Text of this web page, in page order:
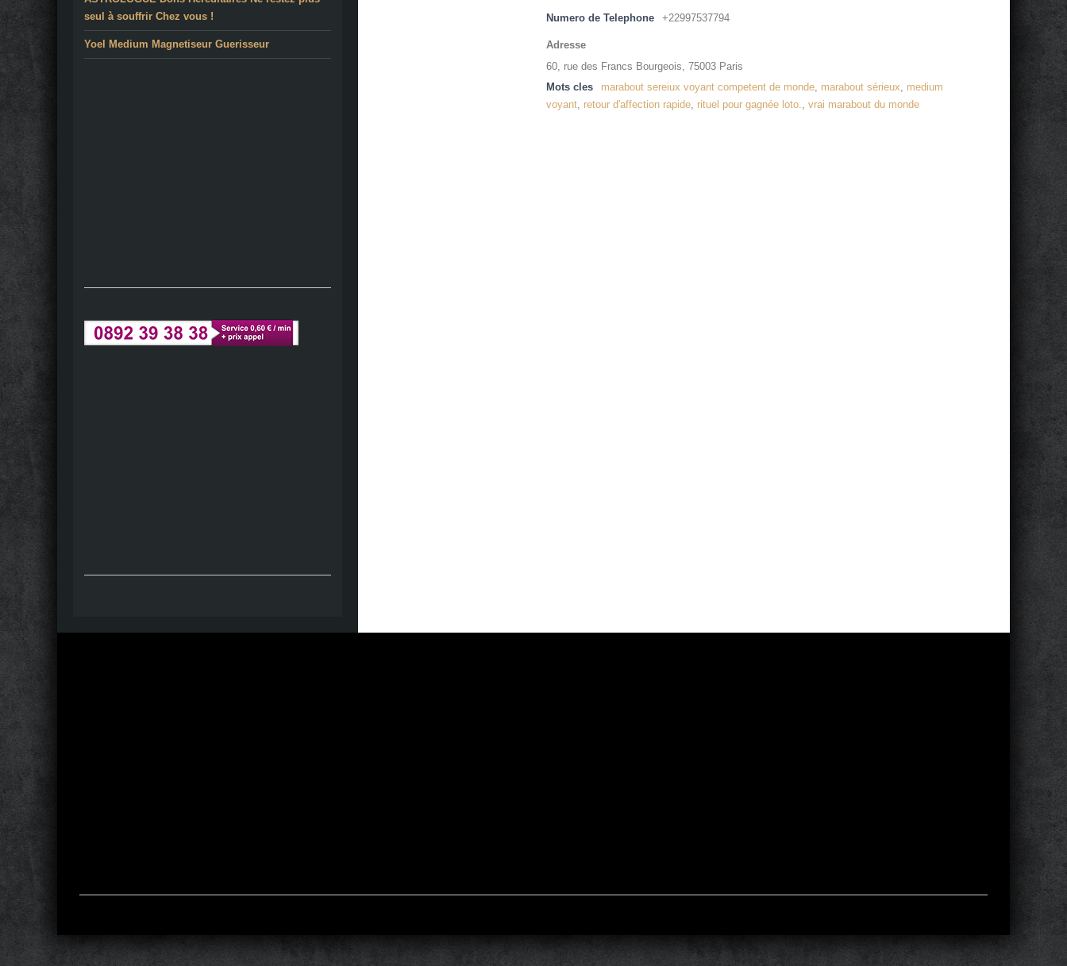
Numero de Telephone +22997537794
Adresse
60, rue des Francs Bourgeois, 75003 Paris
Mots cles
marabout sereiux voyant competent de monde, marabout sérieux, medium
voyant, retour d'affection rapide, rituel pour gagnée loto.,vrai marabout du monde
seul à souffrir Chez vous !
Yoel Medium Magnetiseur Guerisseur